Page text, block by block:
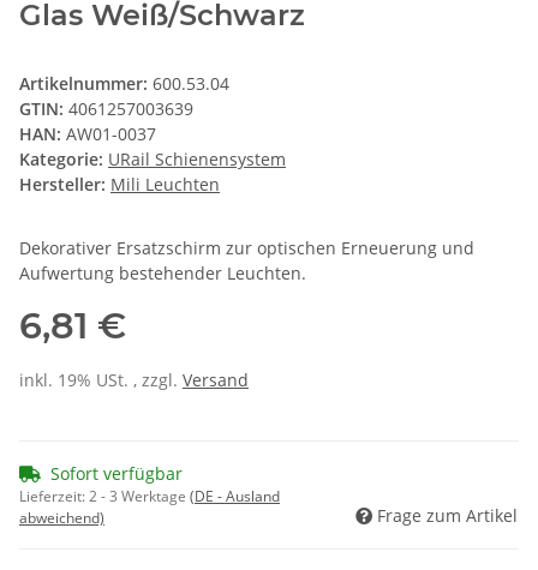
Glas Weiß/Schwarz
Artikelnummer: 600.53.04
GTIN: 4061257003639
HAN: AW01-0037
Kategorie: URail Schienensystem
Hersteller: Mili Leuchten
Dekorativer Ersatzschirm zur optischen Erneuerung und
Aufwertung bestehender Leuchten.
6,81 €
inkl. 19% USt. , zzgl. Versand
Sofort verfügbar
Lieferzeit:2 - 3 Werktage (DE - Ausland
abweichend)
Frage zum Artikel